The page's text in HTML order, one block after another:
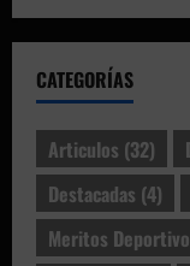
CATEGORÍAS
Articulos (32)
Destacadas (4)
Meritos